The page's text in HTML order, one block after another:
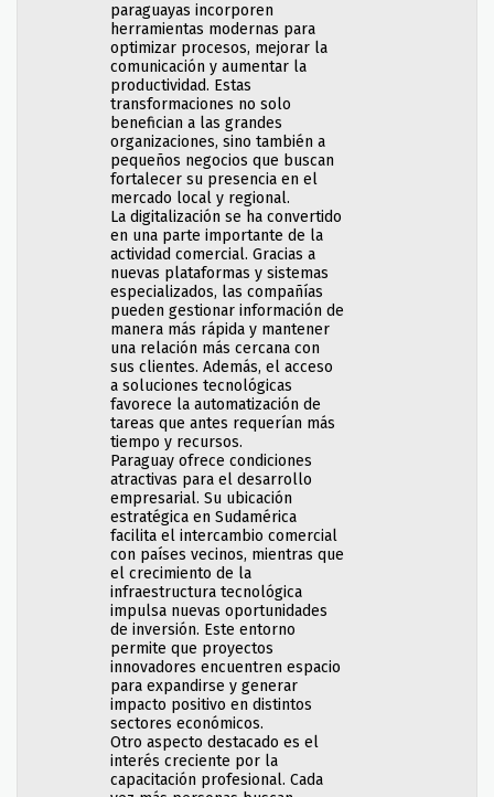
paraguayas incorporen
herramientas modernas para
optimizar procesos, mejorar la
comunicación y aumentar la
productividad. Estas
transformaciones no solo
benefician a las grandes
organizaciones, sino también a
pequeños negocios que buscan
fortalecer su presencia en el
mercado local y regional.
La digitalización se ha convertido
en una parte importante de la
actividad comercial. Gracias a
nuevas plataformas y sistemas
especializados, las compañías
pueden gestionar información de
manera más rápida y mantener
una relación más cercana con
sus clientes. Además, el acceso
a soluciones tecnológicas
favorece la automatización de
tareas que antes requerían más
tiempo y recursos.
Paraguay ofrece condiciones
atractivas para el desarrollo
empresarial. Su ubicación
estratégica en Sudamérica
facilita el intercambio comercial
con países vecinos, mientras que
el crecimiento de la
infraestructura tecnológica
impulsa nuevas oportunidades
de inversión. Este entorno
permite que proyectos
innovadores encuentren espacio
para expandirse y generar
impacto positivo en distintos
sectores económicos.
Otro aspecto destacado es el
interés creciente por la
capacitación profesional. Cada